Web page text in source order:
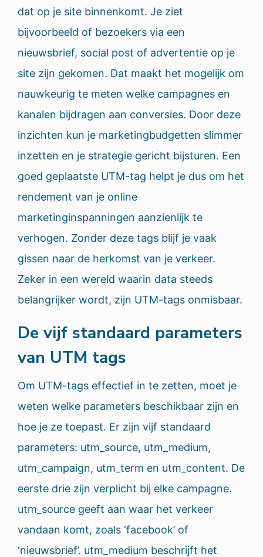
dat op je site binnenkomt. Je ziet
bijvoorbeeld of bezoekers via een
nieuwsbrief, social post of advertentie op je
site zijn gekomen. Dat maakt het mogelijk om
nauwkeurig te meten welke campagnes en
kanalen bijdragen aan conversies. Door deze
inzichten kun je marketingbudgetten slimmer
inzetten en je strategie gericht bijsturen. Een
goed geplaatste UTM-tag helpt je dus om het
rendement van je online
marketinginspanningen aanzienlijk te
verhogen. Zonder deze tags blijf je vaak
gissen naar de herkomst van je verkeer.
Zeker in een wereld waarin data steeds
belangrijker wordt, zijn UTM-tags onmisbaar.
De vijf standaard parameters
van UTM tags
Om UTM-tags effectief in te zetten, moet je
weten welke parameters beschikbaar zijn en
hoe je ze toepast. Er zijn vijf standaard
parameters: utm_source, utm_medium,
utm_campaign, utm_term en utm_content. De
eerste drie zijn verplicht bij elke campagne.
utm_source geeft aan waar het verkeer
vandaan komt, zoals ‘facebook’ of
‘nieuwsbrief’. utm_medium beschrijft het